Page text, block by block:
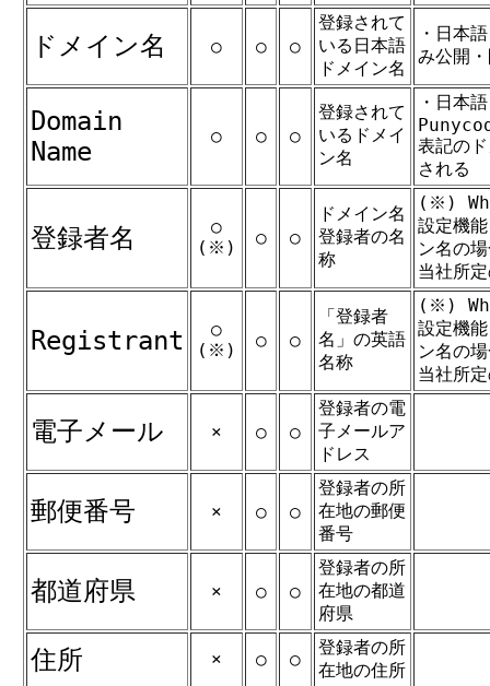
ドメイン名 ○ ○ ○
登録されて
いる日本語
ドメイン名
・日本
み公開
Domain
Name
○ ○ ○
登録されて
いるドメイ
ン名
・日本
表記の
される
登録者名
○
(※)
○ ○
ドメイン名
登録者の名
称
(※)
設定機
ン名の
当社所
Registrant
○
(※)
○ ○
「登録者
名」の英語
名称
(※)
設定機
ン名の
当社所
電子メール × ○ ○
登録者の電
子メールア
ドレス
郵便番号 × ○ ○
登録者の所
在地の郵便
番号
都道府県 × ○ ○
登録者の所
在地の都道
府県
住所 × ○ ○
登録者の所
在地の住所